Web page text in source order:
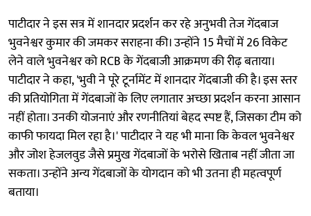
पाटीदार ने इस सत्र में शानदार प्रदर्शन कर रहे अनुभवी तेज गेंदबाज
भुवनेश्वर कुमार की जमकर सराहना की। उन्होंने 15 मैचों में 26 विकेट
लेने वाले भुवनेश्वर को RCB के गेंदबाजी आक्रमण की रीढ़ बताया।
पाटीदार ने कहा, 'भुवी ने पूरे टूर्नामेंट में शानदार गेंदबाजी की है। इस स्तर
की प्रतियोगिता में गेंदबाजों के लिए लगातार अच्छा प्रदर्शन करना आसान
नहीं होता। उनकी योजनाएं और रणनीतियां बेहद स्पष्ट हैं, जिसका टीम को
काफी फायदा मिल रहा है।' पाटीदार ने यह भी माना कि केवल भुवनेश्वर
और जोश हेजलवुड जैसे प्रमुख गेंदबाजों के भरोसे खिताब नहीं जीता जा
सकता। उन्होंने अन्य गेंदबाजों के योगदान को भी उतना ही महत्वपूर्ण
बताया।